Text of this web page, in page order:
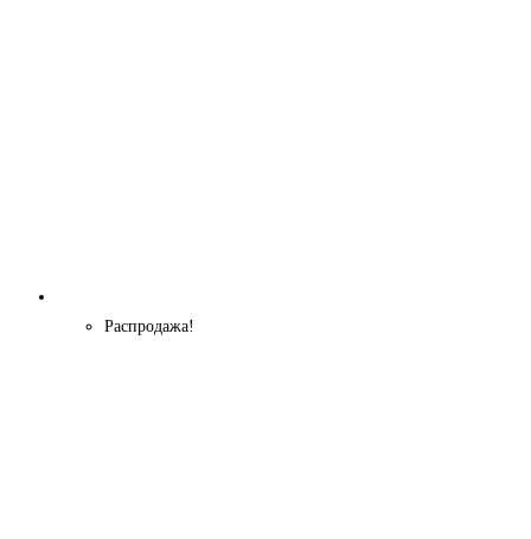
Распродажа!